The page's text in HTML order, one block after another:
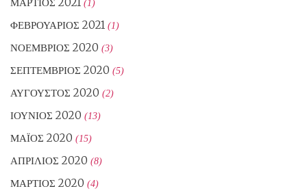
(1)
ΦΕΒΡΟΥΆΡΙΟΣ 2021 (1)
ΝΟΈΜΒΡΙΟΣ 2020 (3)
ΣΕΠΤΈΜΒΡΙΟΣ 2020 (5)
ΑΎΓΟΥΣΤΟΣ 2020 (2)
ΙΟΎΝΙΟΣ 2020 (13)
ΜΆΙΟΣ 2020 (15)
ΑΠΡΊΛΙΟΣ 2020 (8)
ΜΆΡΤΙΟΣ 2020 (4)